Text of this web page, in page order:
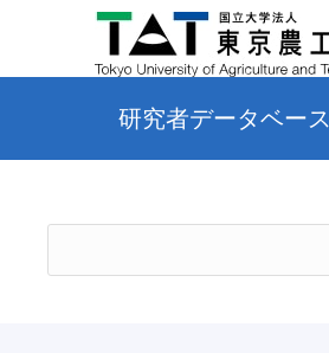
研究者データベース